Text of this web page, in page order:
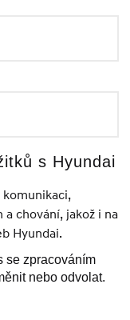
s Hyundai
chování, jakož i na
Hyundai.
se zpracováním
nebo odvolat.